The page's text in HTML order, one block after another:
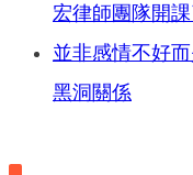
宏律師團隊開課
並非感情不好
黑洞關係